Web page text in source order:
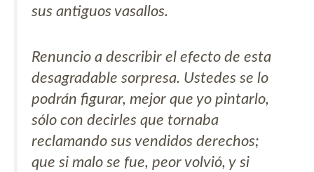
sus antiguos vasallos.
Renuncio a describir el efecto de esta
desagradable sorpresa. Ustedes se lo
podrán figurar, mejor que yo pintarlo,
sólo con decirles que tornaba
reclamando sus vendidos derechos;
que si malo se fue, peor volvió, y si